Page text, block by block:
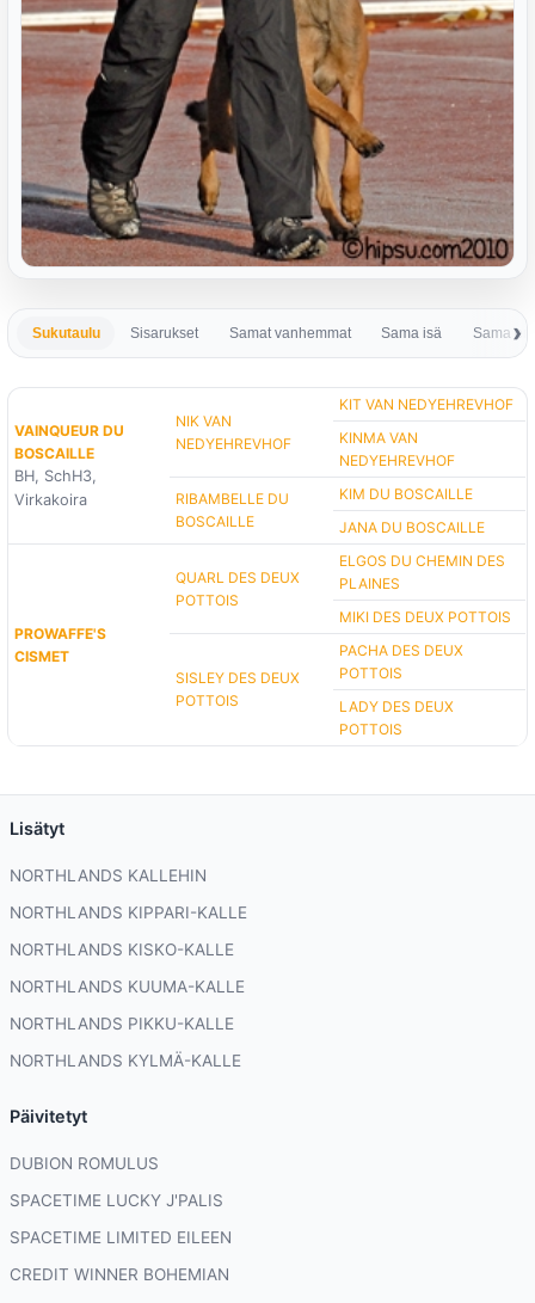
Sukutaulu Sisarukset Samat vanhemmat Sama isä Sama
VAINQUEUR DU
BOSCAILLE
BH, SchH3,
Virkakoira
NIK VAN
NEDYEHREVHOF
KIT VAN NEDYEHREVHOF
KINMA VAN
NEDYEHREVHOF
RIBAMBELLE DU
BOSCAILLE
KIM DU BOSCAILLE
JANA DU BOSCAILLE
PROWAFFE'S
CISMET
QUARL DES DEUX
POTTOIS
ELGOS DU CHEMIN DES
PLAINES
MIKI DES DEUX POTTOIS
SISLEY DES DEUX
POTTOIS
PACHA DES DEUX
POTTOIS
LADY DES DEUX
POTTOIS
Lisätyt
NORTHLANDS KALLEHIN
NORTHLANDS KIPPARI-KALLE
NORTHLANDS KISKO-KALLE
NORTHLANDS KUUMA-KALLE
NORTHLANDS PIKKU-KALLE
NORTHLANDS KYLMÄ-KALLE
Päivitetyt
DUBION ROMULUS
SPACETIME LUCKY J'PALIS
SPACETIME LIMITED EILEEN
CREDIT WINNER BOHEMIAN